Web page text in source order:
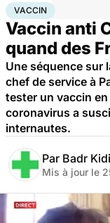
AccueilSanté
VACCIN
Vaccin anti
quand des
Une séquence sur
chef de service à
tester un vaccin
coronavirus a
internautes.
Par Badr
Mis à jour le